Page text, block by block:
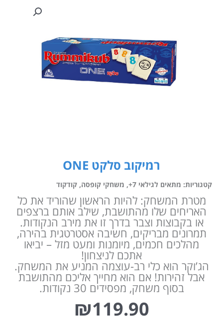
רמיקוב סלקט ONE
קטגוריות: מתאים לגילאי 7+ , משחקי קופסה,קודקוד
מטרת המשחק: להיות הראשון שהוריד את כל
האריחים שלו מהתושבת, שילב אותם ברצפים
או בקבוצות וצבר בדרך זו את מירב הנקודות.
תמרונים מבריקים, חשיבה אסטרטגית בהירה,
מהלכים חכמים, מיומנות ומעט מזל – יביאו
אתכם לניצחון!
הג’וקר הוא כלי רב-עוצמה המניע את המשחק.
אבל זהירות! אם הוא מחייך אליכם מהתושבת
בסוף משחק, מפסידים 30 נקודות.
₪119.90